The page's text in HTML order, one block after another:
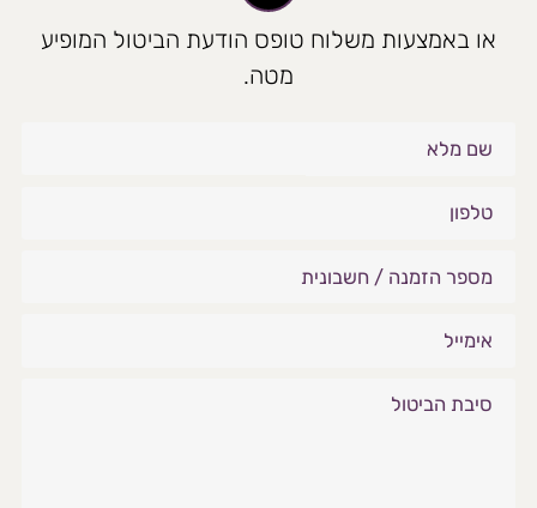
או באמצעות משלוח טופס הודעת הביטול המופיע
מטה.